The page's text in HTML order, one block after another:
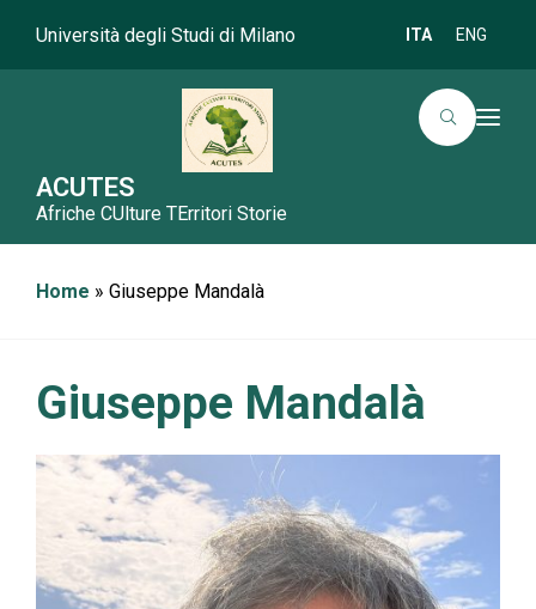
Università degli Studi di Milano ITA ENG
ACUTES
Afriche CUlture TErritori Storie
T
Home » Giuseppe Mandalà
Giuseppe Mandalà